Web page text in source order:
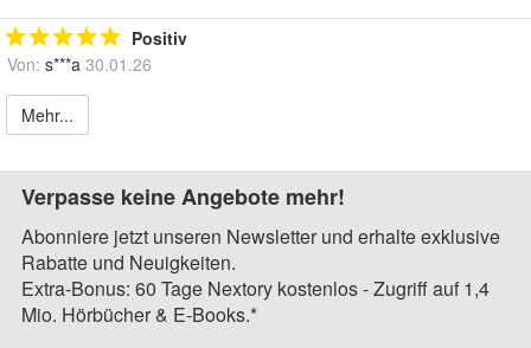
Positiv
Von: s***a 30.01.26
Mehr...
Verpasse keine Angebote mehr!
Abonniere jetzt unseren Newsletter und erhalte exklusive
Rabatte und Neuigkeiten.
Extra-Bonus: 60 Tage Nextory kostenlos - Zugriff auf 1,4
Mio. Hörbücher & E-Books.*